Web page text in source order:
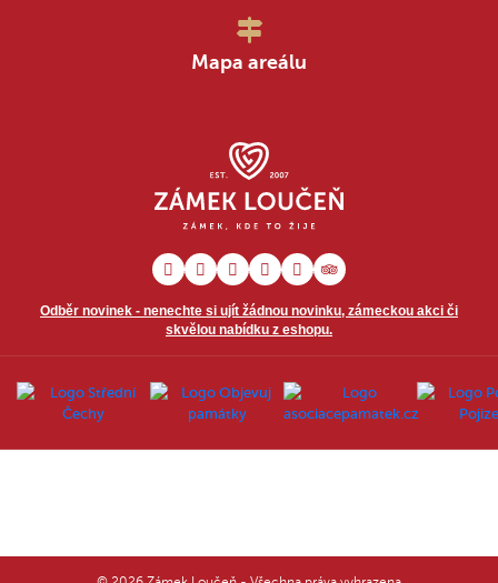
Odběr novinek - nenechte si ujít žádnou novinku, zámeckou akci či
skvělou nabídku z eshopu.
Mapa areálu